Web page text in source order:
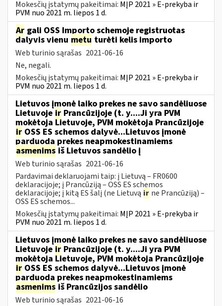
Mokesčių įstatymų pakeitimai: MĮP 2021 » E-prekyba ir
PVM nuo 2021 m. liepos 1 d.
Ar gali OSS Importo schemoje registruotas
dalyvis vienu metu turėti kelis importo
Web turinio sąrašas 2021-06-16
Ne, negali.
Mokesčių įstatymų pakeitimai: MĮP 2021 » E-prekyba ir
PVM nuo 2021 m. liepos 1 d.
Lietuvos įmonė laiko prekes ne savo sandėliuose
Lietuvoje ir Prancūzijoje (t. y....Ji yra PVM
mokėtoja Lietuvoje, PVM mokėtoja Prancūzijoje
ir OSS ES schemos dalyvė...Lietuvos įmonė
parduoda prekes neapmokestinamiems
asmenims iš Lietuvos sandėlio į
Web turinio sąrašas 2021-06-16
Pardavimai deklaruojami taip: į Lietuvą – FR0600
deklaracijoje; į Prancūziją – OSS ES schemos
deklaracijoje; į kitą ES šalį (ne Lietuvą ir ne Prancūziją) –
OSS ES schemos...
Mokesčių įstatymų pakeitimai: MĮP 2021 » E-prekyba ir
PVM nuo 2021 m. liepos 1 d.
Lietuvos įmonė laiko prekes ne savo sandėliuose
Lietuvoje ir Prancūzijoje (t. y....Ji yra PVM
mokėtoja Lietuvoje, PVM mokėtoja Prancūzijoje
ir OSS ES schemos dalyvė...Lietuvos įmonė
parduoda prekes neapmokestinamiems
asmenims iš Prancūzijos sandėlio
Web turinio sąrašas 2021-06-16